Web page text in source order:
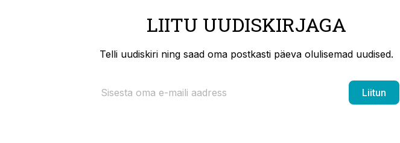
LIITU UUDISKIRJAGA
Telli uudiskiri ning saad oma postkasti päeva olulisemad uudised.
Liitun